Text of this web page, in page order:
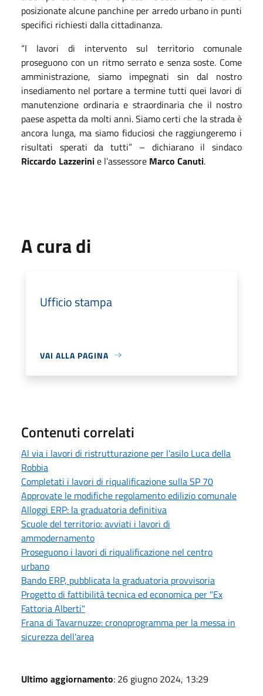
posizionate alcune panchine per arredo urbano in punti
specifici richiesti dalla cittadinanza.
“I lavori di intervento sul territorio comunale
proseguono con un ritmo serrato e senza soste. Come
amministrazione, siamo impegnati sin dal nostro
insediamento nel portare a termine tutti quei lavori di
manutenzione ordinaria e straordinaria che il nostro
paese aspetta da molti anni. Siamo certi che la strada è
ancora lunga, ma siamo fiduciosi che raggiungeremo i
risultati sperati da tutti” – dichiarano il sindaco
Riccardo Lazzerinie l’assessore Marco Canuti.
A cura di
Ufficio stampa
VAI ALLA PAGINA
Contenuti correlati
Al via i lavori di ristrutturazione per l’asilo Luca della
Robbia
Completati i lavori di riqualificazione sulla SP 70
Approvate le modifiche regolamento edilizio comunale
Alloggi ERP: la graduatoria definitiva
Scuole del territorio: avviati i lavori di
ammodernamento
Proseguono i lavori di riqualificazione nel centro
urbano
Bando ERP, pubblicata la graduatoria provvisoria
Progetto di fattibilità tecnica ed economica per "Ex
Fattoria Alberti"
Frana di Tavarnuzze: cronoprogramma per la messa in
sicurezza dell'area
Ultimo aggiornamento: 26 giugno 2024, 13:29